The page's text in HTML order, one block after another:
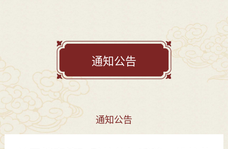
通知公告
通知公告